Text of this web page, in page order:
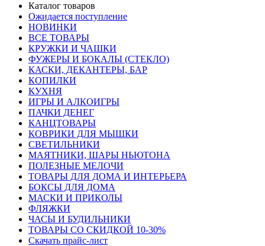
Каталог товаров
Ожидается поступление
HОВИНКИ
ВСЕ ТОВАРЫ
КРУЖКИ И ЧАШКИ
ФУЖЕРЫ И БОКАЛЫ (СТЕКЛО)
КАСКИ, ДЕКАНТЕРЫ, БАР
КОПИЛКИ
КУХНЯ
ИГРЫ И АЛКОИГРЫ
ПАЧКИ ДЕНЕГ
КАНЦТОВАРЫ
КОВРИКИ ДЛЯ МЫШКИ
СВЕТИЛЬНИКИ
МАЯТНИКИ, ШАРЫ НЬЮТОНА
ПОЛЕЗНЫЕ МЕЛОЧИ
ТОВАРЫ ДЛЯ ДОМА И ИНТЕРЬЕРА
БОКСЫ ДЛЯ ДОМА
МАСКИ И ПРИКОЛЫ
ФЛЯЖКИ
ЧАСЫ И БУДИЛЬНИКИ
ТОВАРЫ СО СКИДКОЙ 10-30%
Скачать прайс-лист